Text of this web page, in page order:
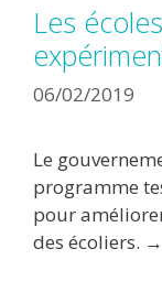
Les
06/02/2019
Le
programme
pour
des écoliers.